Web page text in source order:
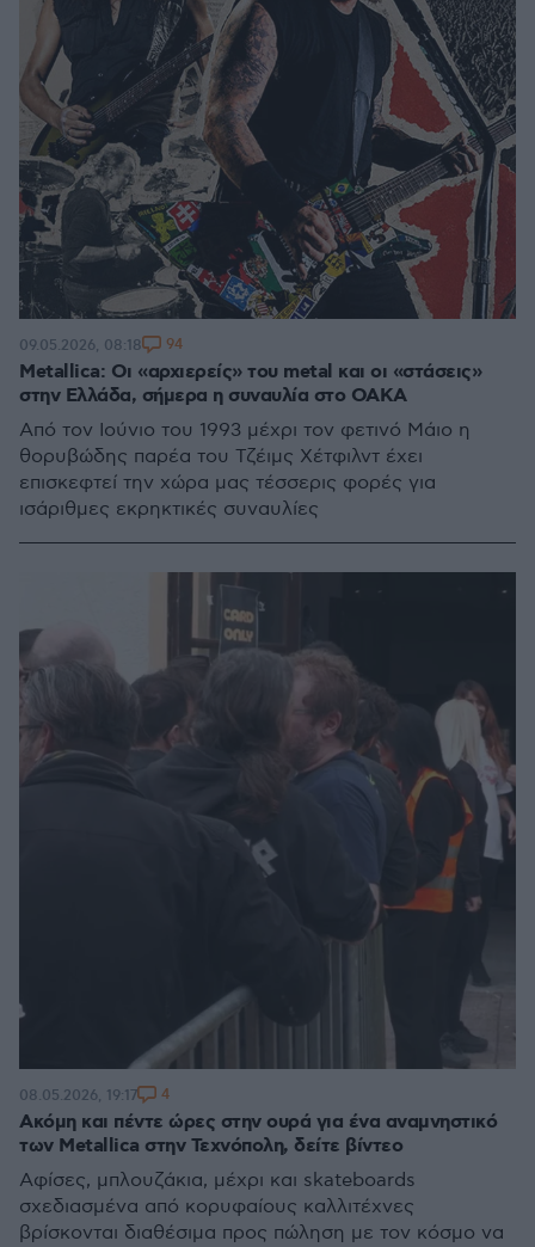
Metallica: Οι «αρχιερείς» του metal και οι «στάσεις»
στην Ελλάδα, σήμερα η συναυλία στο ΟΑΚΑ
Από τον Ιούνιο του 1993 μέχρι τον φετινό Μάιο η
θορυβώδης παρέα του Τζέιμς Χέτφιλντ έχει
επισκεφτεί την χώρα μας τέσσερις φορές για
ισάριθμες εκρηκτικές συναυλίες
09.05.2026, 08:18 94
Ακόμη και πέντε ώρες στην ουρά για ένα αναμνηστικό
των Metallica στην Τεχνόπολη, δείτε βίντεο
Αφίσες, μπλουζάκια, μέχρι και skateboards
σχεδιασμένα από κορυφαίους καλλιτέχνες
βρίσκονται διαθέσιμα προς πώληση με τον κόσμο να
08.05.2026, 19:17 4